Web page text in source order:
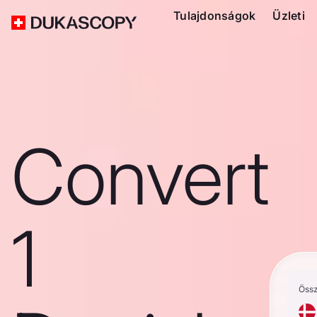
Tulajdonságok Üzleti
Convert
1